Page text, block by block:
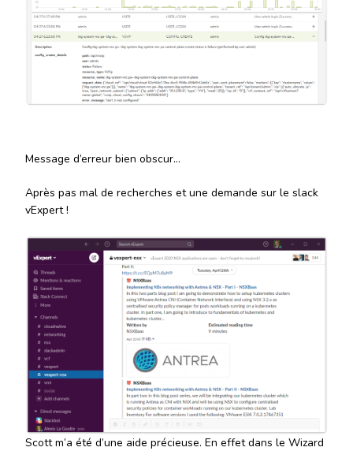
Message d’erreur bien obscur…
Après pas mal de recherches et une demande sur le slack
vExpert !
Scott m’a été d’une aide précieuse. En effet dans le Wizard